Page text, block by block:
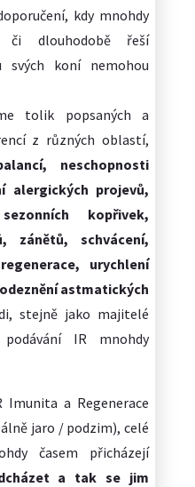
kdy mnohdy
či dlouhodobě řeší
koní nemohou
tolik popsaných a
z různých oblastí,
neschopnosti
alergických projevů,
kopřivek,
zánětů, schvácení,
urychlení
astmatických
stejně jako majitelé
IR mnohdy
Imunita a Regenerace
jaro / podzim), celé
časem přicházejí
a tak se jim